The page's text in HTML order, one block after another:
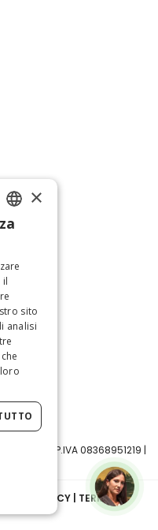
Milano | P.IVA 08368951219 |
COOKIE POLICY| TERMINI E
ENGLISH
ITALIAN
×
il
sito
analisi